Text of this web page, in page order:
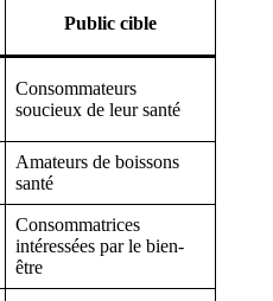
Public cible
Consommateurs
soucieux de leur santé
Amateurs de boissons
santé
Consommatrices
intéressées par le bien-
être